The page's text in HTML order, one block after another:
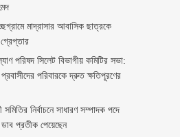
মাদ্রাসার আবাসিক ছাত্রকে
পরিষদ সিলেট বিভাগীয় কমিটির সভা:
পরিবারকে দ্রুত ক্ষতিপূরণের
সমিতির নির্বাচনে সাধারণ সম্পাদক পদে
প্রতীক পেয়েছেন